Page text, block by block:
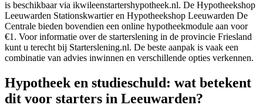
is beschikbaar via ikwileenstartershypotheek.nl. De Hypotheekshop
Leeuwarden Stationskwartier en Hypotheekshop Leeuwarden De
Centrale bieden bovendien een online hypotheekmodule aan voor
€1. Voor informatie over de starterslening in de provincie Friesland
kunt u terecht bij Starterslening.nl. De beste aanpak is vaak een
combinatie van advies inwinnen en verschillende opties verkennen.
Hypotheek en studieschuld: wat betekent
dit voor starters in Leeuwarden?